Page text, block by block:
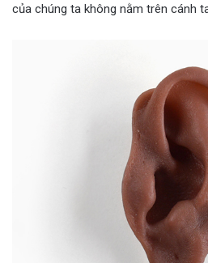
của chúng ta không nằm trên cánh